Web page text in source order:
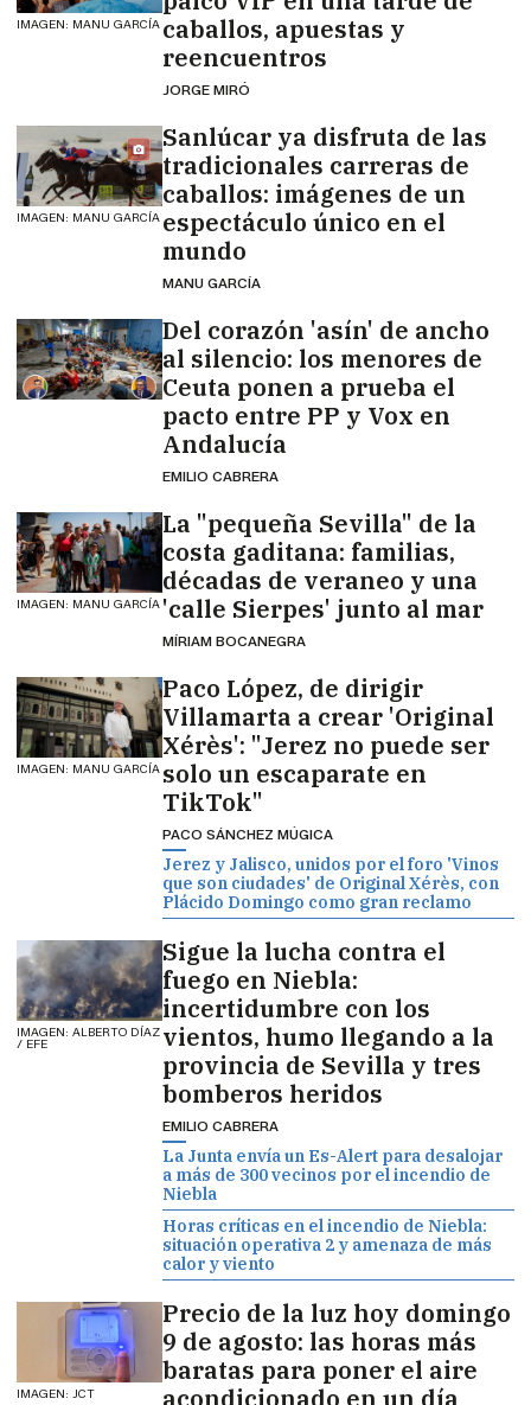
IMAGEN: MANU GARCÍA caballos, apuestas y
reencuentros
JORGE MIRÓ
IMAGEN: MANU GARCÍA
Sanlúcar ya disfruta de las
tradicionales carreras de
caballos: imágenes de un
espectáculo único en el
mundo
MANU GARCÍA
Del corazón 'asín' de ancho
al silencio: los menores de
Ceuta ponen a prueba el
pacto entre PP y Vox en
Andalucía
EMILIO CABRERA
IMAGEN: MANU GARCÍA
La "pequeña Sevilla" de la
costa gaditana: familias,
décadas de veraneo y una
'calle Sierpes' junto al mar
MÍRIAM BOCANEGRA
IMAGEN: MANU GARCÍA
Paco López, de dirigir
Villamarta a crear 'Original
Xérès': "Jerez no puede ser
solo un escaparate en
TikTok"
PACO SÁNCHEZ MÚGICA
Jerez y Jalisco, unidos por el foro 'Vinos
que son ciudades' de Original Xérès, con
Plácido Domingo como gran reclamo
IMAGEN: ALBERTO DÍAZ
/ EFE
Sigue la lucha contra el
fuego en Niebla:
incertidumbre con los
vientos, humo llegando a la
provincia de Sevilla y tres
bomberos heridos
EMILIO CABRERA
La Junta envía un Es-Alert para desalojar
a más de 300 vecinos por el incendio de
Niebla
Horas críticas en el incendio de Niebla:
situación operativa 2 y amenaza de más
calor y viento
IMAGEN: JCT
Precio de la luz hoy domingo
9 de agosto: las horas más
baratas para poner el aire
acondicionado en un día